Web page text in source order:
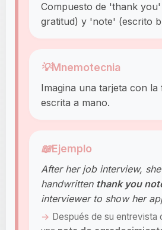
Compuesto de 'thank
gratitud) y 'note' (escrito
💡Mnemotecnia
Imagina una tarjeta con
escrita a mano.
📖Ejemplo
After her job interview,
handwritten thank you
interviewer to show her
Después de su entrevista